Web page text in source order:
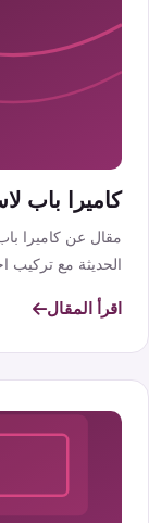
كاميرا باب
مقال عن كاميرا باب
الحديثة مع تركيب
اقرأ المقال